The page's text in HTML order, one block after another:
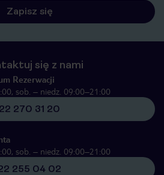
Zapisz się
się z nami
Rezerwacji
sob. – niedz. 09:00–21:00
22 270 31 20
sob. – niedz. 09:00–21:00
255 04 02